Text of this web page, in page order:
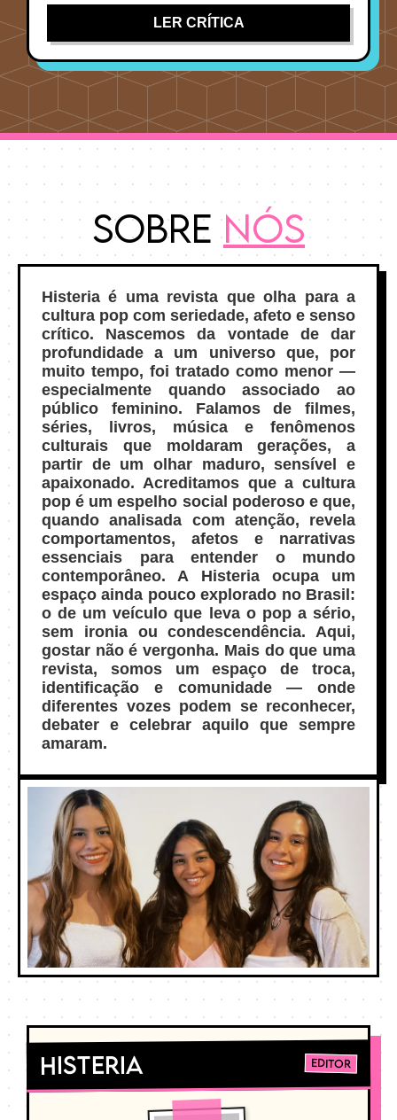
LER CRÍTICA
SobreNós
Histeria é uma revista que olha para a
cultura pop com seriedade, afeto e senso
crítico. Nascemos da vontade de dar
profundidade a um universo que, por
muito tempo, foi tratado como menor —
especialmente quando associado ao
público feminino. Falamos de filmes,
séries, livros, música e fenômenos
culturais que moldaram gerações, a
partir de um olhar maduro, sensível e
apaixonado. Acreditamos que a cultura
pop é um espelho social poderoso e que,
quando analisada com atenção, revela
comportamentos, afetos e narrativas
essenciais para entender o mundo
contemporâneo. A Histeria ocupa um
espaço ainda pouco explorado no Brasil:
o de um veículo que leva o pop a sério,
sem ironia ou condescendência. Aqui,
gostar não é vergonha. Mais do que uma
revista, somos um espaço de troca,
identificação e comunidade — onde
diferentes vozes podem se reconhecer,
debater e celebrar aquilo que sempre
amaram.
Histeria Editor